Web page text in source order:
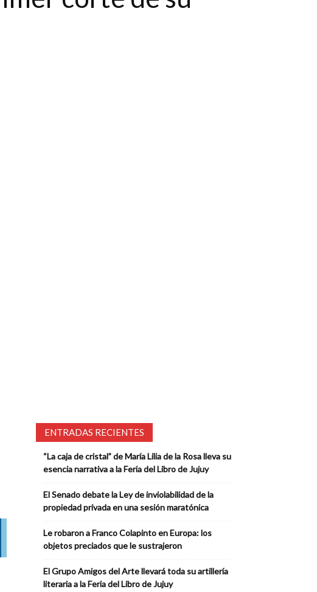
ENTRADAS RECIENTES
“La caja de cristal” de María Lilia de la Rosa lleva su
esencia narrativa a la Feria del Libro de Jujuy
El Senado debate la Ley de inviolabilidad de la
propiedad privada en una sesión maratónica
Le robaron a Franco Colapinto en Europa: los
objetos preciados que le sustrajeron
El Grupo Amigos del Arte llevará toda su artillería
literaria a la Feria del Libro de Jujuy